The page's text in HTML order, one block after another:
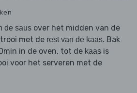
de saus over het midden van de
met de rest van de kaas. Bak
in de oven, tot de kaas is
voor het serveren met de